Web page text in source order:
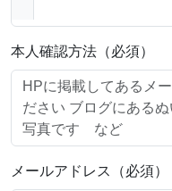
本人確認方法（必須）
メールアドレス（必須）